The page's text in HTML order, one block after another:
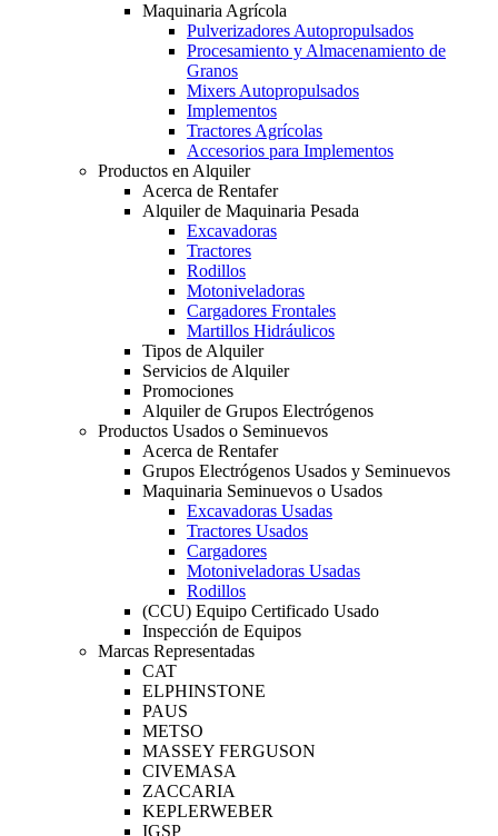
Maquinaria Agrícola
Pulverizadores Autopropulsados
Procesamiento y Almacenamiento de
Granos
Mixers Autopropulsados
Implementos
Tractores Agrícolas
Accesorios para Implementos
Productos en Alquiler
Acerca de Rentafer
Alquiler de Maquinaria Pesada
Excavadoras
Tractores
Rodillos
Motoniveladoras
Cargadores Frontales
Martillos Hidráulicos
Tipos de Alquiler
Servicios de Alquiler
Promociones
Alquiler de Grupos Electrógenos
Productos Usados o Seminuevos
Acerca de Rentafer
Grupos Electrógenos Usados y Seminuevos
Maquinaria Seminuevos o Usados
Excavadoras Usadas
Tractores Usados
Cargadores
Motoniveladoras Usadas
Rodillos
(CCU) Equipo Certificado Usado
Inspección de Equipos
Marcas Representadas
CAT
ELPHINSTONE
PAUS
METSO
MASSEY FERGUSON
CIVEMASA
ZACCARIA
KEPLERWEBER
IGSP